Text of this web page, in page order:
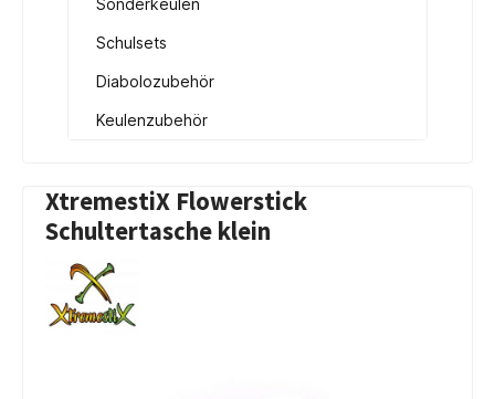
Sonderkeulen
Schulsets
Diabolozubehör
Keulenzubehör
XtremestiX Flowerstick
Schultertasche klein